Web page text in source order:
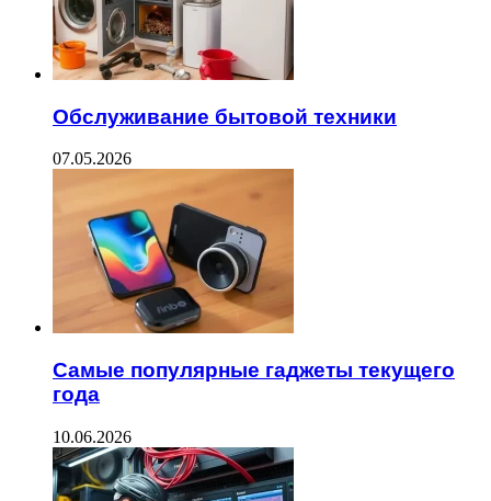
Обслуживание бытовой техники
07.05.2026
Самые популярные гаджеты текущего
года
10.06.2026